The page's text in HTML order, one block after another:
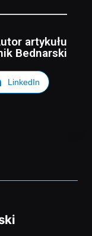
artykułu
Bednarski
LinkedIn